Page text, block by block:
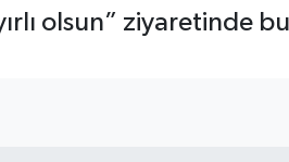
olsun” ziyaretinde